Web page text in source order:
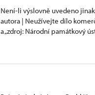
Není-li výslovně uvedeno
autora | Neužívejte dílo
a „zdroj: Národní památkový